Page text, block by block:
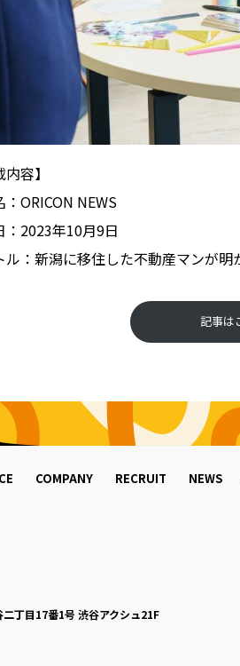
内容】
：ORICON NEWS
：2023年10月9日
ル：新潟に移住した不動産マンが
記事は
COMPANY RECRUIT NEWS
丁目17番1号 渋谷アクシュ21F